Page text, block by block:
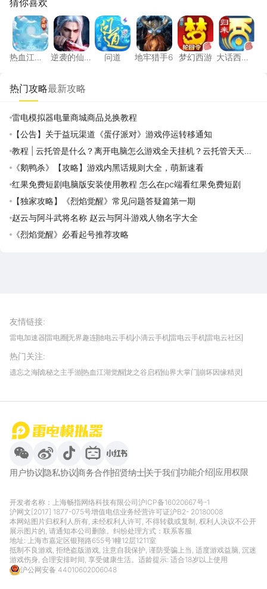
热血江湖：觉醒
热血江
逆袭的仙王
逆袭的仙
问道
问道
地牢猎手6
地牢猎手6
梦幻西游
梦幻西游
大话
大话西
热门攻略最新攻略
雷电模拟器电量商城商品兑换教程
【公告】关于益玩渠道《蛋仔派对》游戏停运转移通知
教程 | 云托管是什么？离开电脑怎么游戏全天挂机？云托管天天免
费领取攻略
《鹅鸭杀》【攻略】游戏内黑话规则大全，萌新速看
红果免费短剧电脑版安装使用教程 怎么在pc端看红果免费短剧
【独家攻略】《烈焰觉醒》常见问题答疑篇第一期
赵云与阿斗武将名称 赵云与阿斗游戏人物名字大全
《烈焰觉醒》必看起号推荐攻略
友情链接:
雷电加速器雷电圈无界趣连驰电云手机小滴云手机雷电云手机雷电云社区
我爱vr网华军软件园
热门关注:
遗忘之海诡秘之主手游热血江湖觉醒龙之谷启程仙界大掌门 崩坏因缘精灵
用户协议隐私协议商务合作招贤纳士关于我们功能介绍 应用权限
开发者名称：上海畅指网络科技有限公司沪ICP备16020667号-1
沪网文[2017] 1877-075号增值电信业务经营许可证沪B2- 20180008
本网站图片归权利人所有, 未经权利人许可, 不得转载或复制, 权利人决议不公开
展示图片的, 请通知本公司删除。纠纷处理方式： 联系客服
地址: 上海市嘉定区银翔路655号1幢12层1211室
抵制不良游戏, 拒绝盗版游戏, 注意自我保护, 谨防受骗上当, 适度游戏益脑, 沉迷
游戏伤身, 合理安排时间, 享受健康生活。适龄提示: 适合18岁以上使用
沪公网安备 44010602006048
首页
微信
微博 抖音 哔哩哔哩